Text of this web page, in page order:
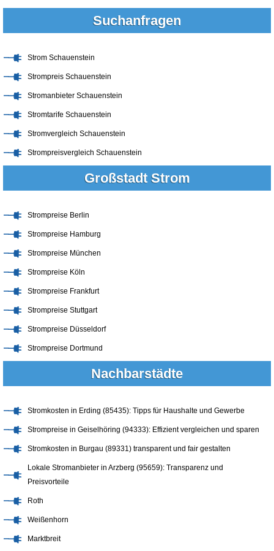
Suchanfragen
Strom Schauenstein
Strompreis Schauenstein
Stromanbieter Schauenstein
Stromtarife Schauenstein
Stromvergleich Schauenstein
Strompreisvergleich Schauenstein
Großstadt Strom
Strompreise Berlin
Strompreise Hamburg
Strompreise München
Strompreise Köln
Strompreise Frankfurt
Strompreise Stuttgart
Strompreise Düsseldorf
Strompreise Dortmund
Nachbarstädte
Stromkosten in Erding (85435): Tipps für Haushalte und Gewerbe
Strompreise in Geiselhöring (94333): Effizient vergleichen und sparen
Stromkosten in Burgau (89331) transparent und fair gestalten
Lokale Stromanbieter in Arzberg (95659): Transparenz und
Preisvorteile
Roth
Weißenhorn
Marktbreit